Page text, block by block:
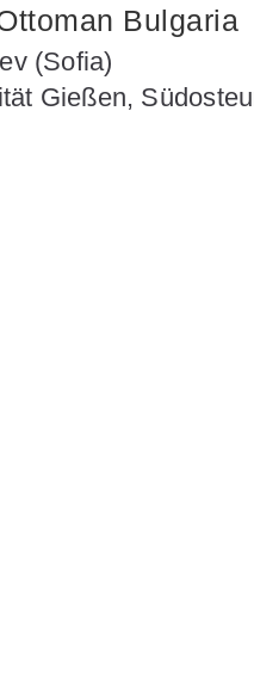
Bulgaria
(Sofia)
Gießen,